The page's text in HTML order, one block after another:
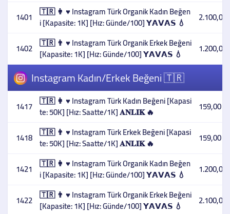
1401 🇹🇷 👩 ♥️ Instagram Türk Organik Kadın Beğen
i [Kapasite: 1K] [Hız: Günde/100] 𝗬𝗔𝗩𝗔𝗦 💧 2.100,00
1402 🇹🇷 👨 ♥️ Instagram Türk Organik Erkek Beğeni
[Kapasite: 1K] [Hız: Günde/100] 𝗬𝗔𝗩𝗔𝗦 💧 1.200,00
Instagram Kadın/Erkek Beğeni 🇹🇷
1417 🇹🇷 👩 ♥️ Instagram Türk Kadın Beğeni [Kapasi
te: 50K] [Hız: Saatte/1K] 𝐀𝐍𝐋𝐈𝐊 🔥 159,00 TL
1418 🇹🇷 👨 ♥️ Instagram Türk Erkek Beğeni [Kapasi
te: 50K] [Hız: Saatte/1K] 𝐀𝐍𝐋𝐈𝐊 🔥 159,00 TL
1421 🇹🇷 👩 ♥️ Instagram Türk Organik Kadın Beğen
i [Kapasite: 1K] [Hız: Günde/100] 𝗬𝗔𝗩𝗔𝗦 💧 1.200,00
1422 🇹🇷 👨 ♥️ Instagram Türk Organik Erkek Beğeni
[Kapasite: 1K] [Hız: Günde/100] 𝗬𝗔𝗩𝗔𝗦 💧 2.100,00